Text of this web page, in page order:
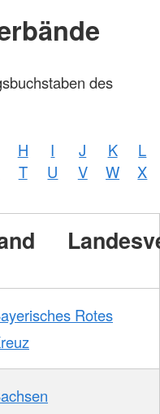
des
H I J K
L
T U V W
X
Rotes